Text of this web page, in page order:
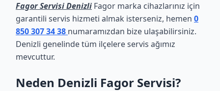
Fagor Servisi Denizli Fagor marka cihazlarınız için
garantili servis hizmeti almak isterseniz, hemen 0
850 307 34 38 numaramızdan bize ulaşabilirsiniz.
Denizli genelinde tüm ilçelere servis ağımız
mevcuttur.
Neden Denizli Fagor Servisi?